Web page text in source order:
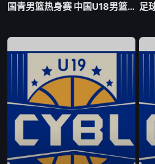
国青男篮热身赛 中国U18男篮VS加拿大大卫安篮球学院20260804